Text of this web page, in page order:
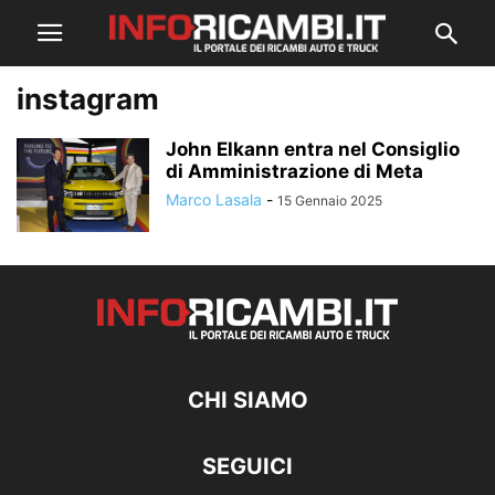
instagram
John Elkann entra nel Consiglio
di Amministrazione di Meta
Marco Lasala - 15 Gennaio 2025
CHI SIAMO
SEGUICI